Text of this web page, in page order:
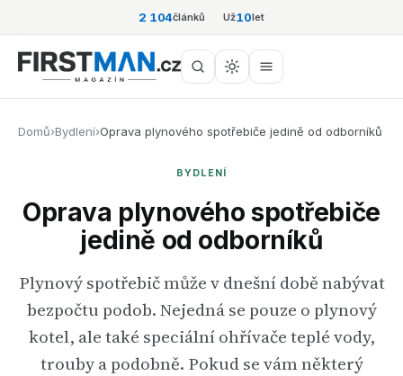
2 104článků Už10let
Domů›Bydlení›Oprava plynového spotřebiče jedině od odborníků
BYDLENÍ
Oprava plynového spotřebiče
jedině od odborníků
Plynový spotřebič může v dnešní době nabývat
bezpočtu podob. Nejedná se pouze o plynový
kotel, ale také speciální ohřívače teplé vody,
trouby a podobně. Pokud se vám některý